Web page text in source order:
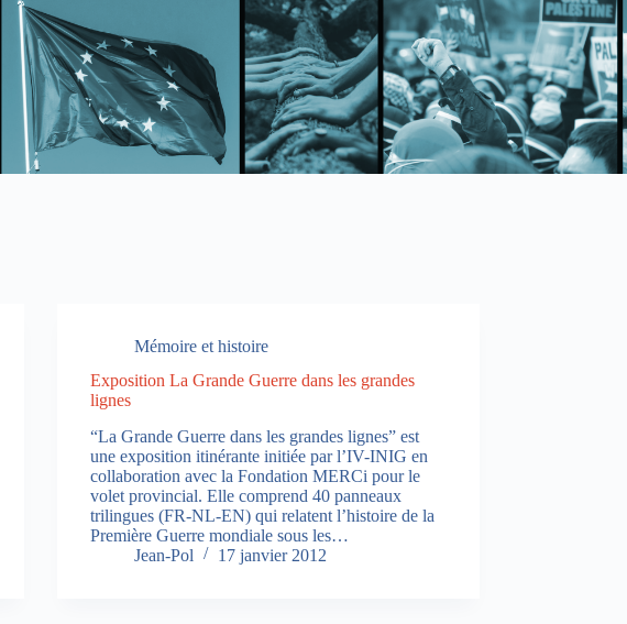
Mémoire et histoire
Exposition La Grande Guerre dans les grandes
lignes
“La Grande Guerre dans les grandes lignes” est
une exposition itinérante initiée par l’IV-INIG en
collaboration avec la Fondation MERCi pour le
volet provincial. Elle comprend 40 panneaux
trilingues (FR-NL-EN) qui relatent l’histoire de la
Première Guerre mondiale sous les…
Jean-Pol
17 janvier 2012